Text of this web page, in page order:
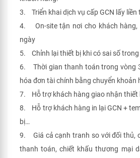
3. Triển khai dịch vụ cấp GCN lấy liền
4. On-site tận nơi cho khách hàng,
ngày
5. Chỉnh lại thiết bị khi có sai số
6. Thời gian thanh toán trong vòng
hóa đơn tài chính bằng chuyển khoản
7. Hỗ trợ khách hàng giao nhận thiết
8. Hỗ trợ khách hàng in lại GCN +
bị…
9. Giá cả cạnh tranh so với đối thủ,
thanh toán, chiết khấu thương mại